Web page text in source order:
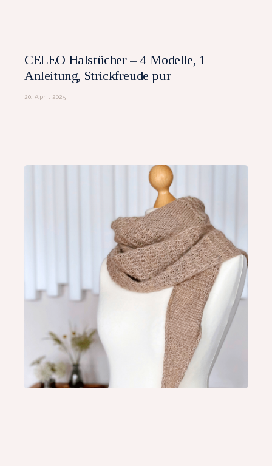
CELEO Halstücher – 4 Modelle, 1
Anleitung, Strickfreude pur
20. April 2025